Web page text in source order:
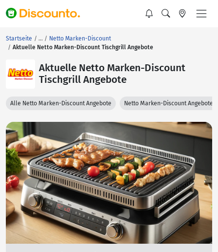
Startseite
Netto Marken-Discount
Aktuelle Netto Marken-Discount Tischgrill Angebote
Aktuelle Netto Marken-Discount
Tischgrill Angebote
Alle Netto Marken-Discount Angebote Netto Marken-Discount Angebote